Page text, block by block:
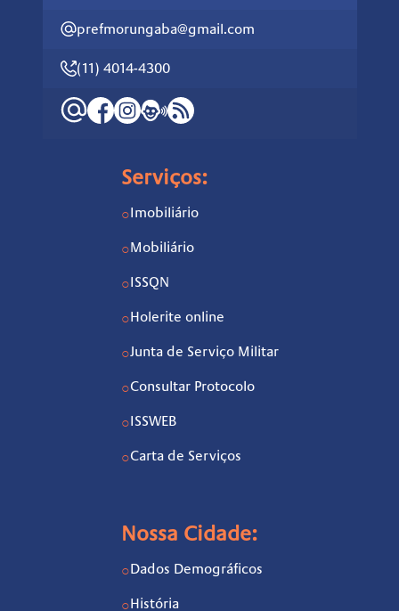
prefmorungaba@gmail.com
(11) 4014-4300
Serviços:
○ Imobiliário
○Mobiliário
○ ISSQN
○ Holerite online
○Junta de Serviço Militar
○Consultar Protocolo
○ ISSWEB
○Carta de Serviços
Nossa Cidade:
○ Dados Demográficos
○ História